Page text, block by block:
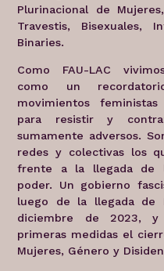
Plurinacional de
Travestis, Bisexuales,
Binaries.
Como FAU-LAC
como un
movimientos
para resistir y
sumamente adversos.
redes y colectivas los
frente a la llegada de
poder. Un gobierno
luego de la llegada de
diciembre de 2023,
primeras medidas el
Mujeres, Género y